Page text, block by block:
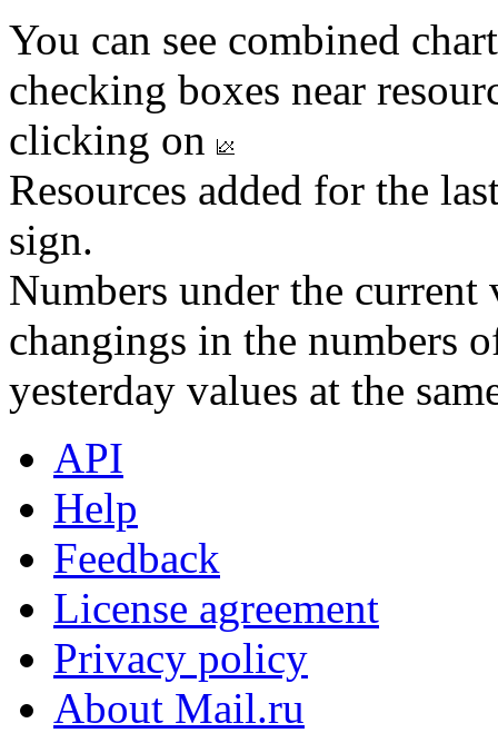
You can see combined
checking boxes near
clicking on
Resources added for the
sign.
Numbers under the
changings in the numbers
yesterday values at the
API
Help
Feedback
License agreement
Privacy policy
About Mail.ru